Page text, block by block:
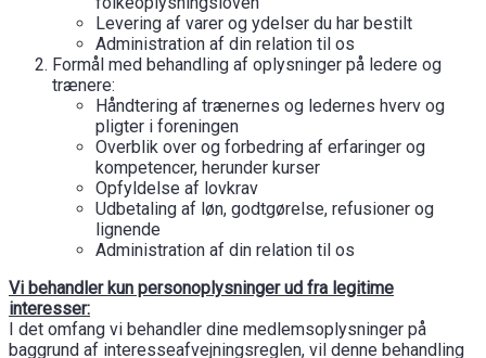
Levering af varer og ydelser du har bestilt
Administration af din relation til os
Formål med behandling af oplysninger på ledere og
trænere:
Håndtering af trænernes og ledernes hverv og
pligter i foreningen
Overblik over og forbedring af erfaringer og
kompetencer, herunder kurser
Opfyldelse af lovkrav
Udbetaling af løn, godtgørelse, refusioner og
lignende
Administration af din relation til os
Vi behandler kun personoplysninger ud fra legitime
interesser:
I det omfang vi behandler dine medlemsoplysninger på
baggrund af interesseafvejningsreglen, vil denne behandling